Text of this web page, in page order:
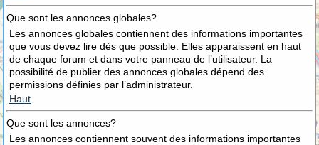
Que sont les annonces globales?
Les annonces globales contiennent des informations importantes
que vous devez lire dès que possible. Elles apparaissent en haut
de chaque forum et dans votre panneau de l’utilisateur. La
possibilité de publier des annonces globales dépend des
permissions définies par l’administrateur.
Haut
Que sont les annonces?
Les annonces contiennent souvent des informations importantes